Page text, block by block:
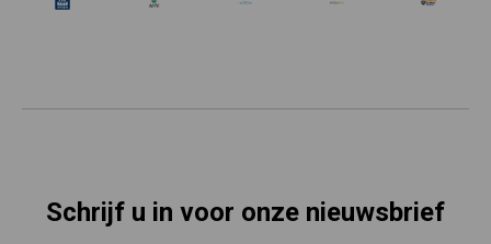
Schrijf u in voor onze nieuwsbrief